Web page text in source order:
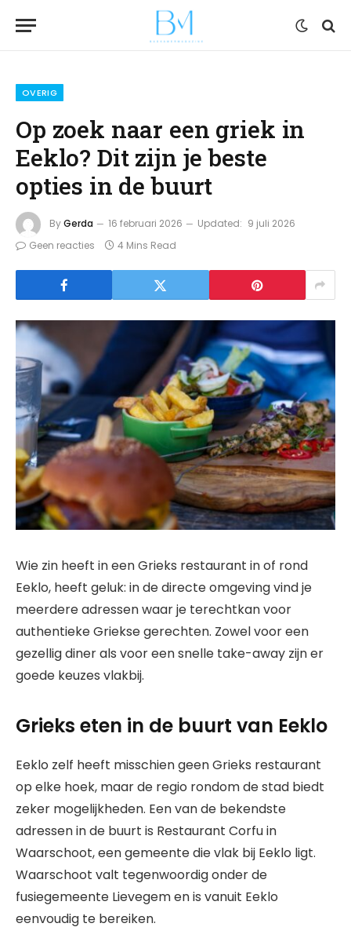
OVERIG
Op zoek naar een griek in
Eeklo? Dit zijn je beste
opties in de buurt
ByGerda 16 februari 2026 Updated: 9 juli 2026
Geen reacties
4 Mins Read
Wie zin heeft in een Grieks restaurant in of rond
Eeklo, heeft geluk: in de directe omgeving vind je
meerdere adressen waar je terechtkan voor
authentieke Griekse gerechten. Zowel voor een
gezellig diner als voor een snelle take-away zijn er
goede keuzes vlakbij.
Grieks eten in de buurt van Eeklo
Eeklo zelf heeft misschien geen Grieks restaurant
op elke hoek, maar de regio rondom de stad biedt
zeker mogelijkheden. Een van de bekendste
adressen in de buurt is Restaurant Corfu in
Waarschoot, een gemeente die vlak bij Eeklo ligt.
Waarschoot valt tegenwoordig onder de
fusiegemeente Lievegem en is vanuit Eeklo
eenvoudig te bereiken.